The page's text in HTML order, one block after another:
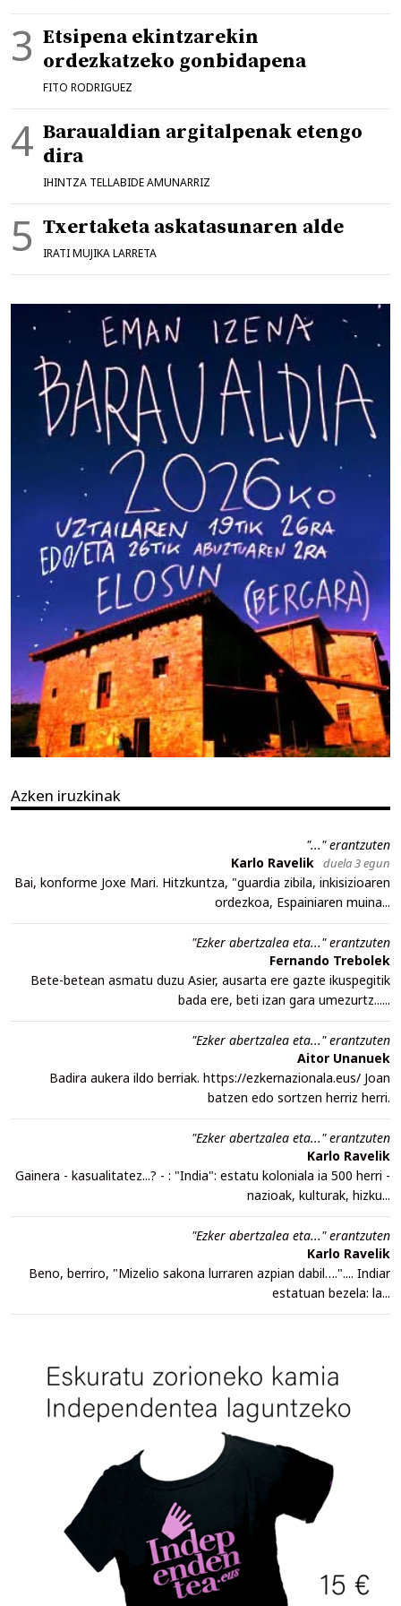
Etsipena ekintzarekin
ordezkatzeko gonbidapena
FITO RODRIGUEZ
Baraualdian argitalpenak etengo
dira
IHINTZA TELLABIDE AMUNARRIZ
Txertaketa askatasunaren alde
IRATI MUJIKA LARRETA
Azken iruzkinak
"..." erantzuten
Karlo Ravelik duela 3 egun
Bai, konforme Joxe Mari. Hitzkuntza, "guardia zibila, inkisizioaren
ordezkoa, Espainiaren muina...
"Ezker abertzalea eta..." erantzuten
Fernando Trebolek
Bete-betean asmatu duzu Asier, ausarta ere gazte ikuspegitik
bada ere, beti izan gara umezurtz......
"Ezker abertzalea eta..." erantzuten
Aitor Unanuek
Badira aukera ildo berriak. https://ezkernazionala.eus/ Joan
batzen edo sortzen herriz herri.
"Ezker abertzalea eta..." erantzuten
Karlo Ravelik
Gainera - kasualitatez...? - : "India": estatu koloniala ia 500 herri -
nazioak, kulturak, hizku...
"Ezker abertzalea eta..." erantzuten
Karlo Ravelik
Beno, berriro, "Mizelio sakona lurraren azpian dabil….".... Indiar
estatuan bezela: la...